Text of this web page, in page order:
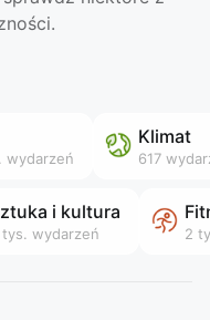
wydarzeń
Klimat
617
i kultura
wydarzeń 2